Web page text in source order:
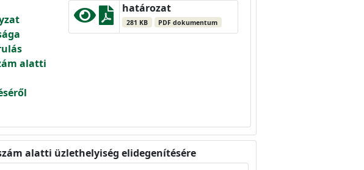
alatti
határozat
281 KB PDF dokumentum
alatti üzlethelyiség elidegenítésére